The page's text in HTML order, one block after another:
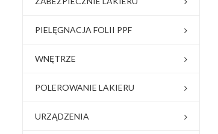
PIELĘGNACJA FOLII PPF
WNĘTRZE
POLEROWANIE LAKIERU
URZĄDZENIA